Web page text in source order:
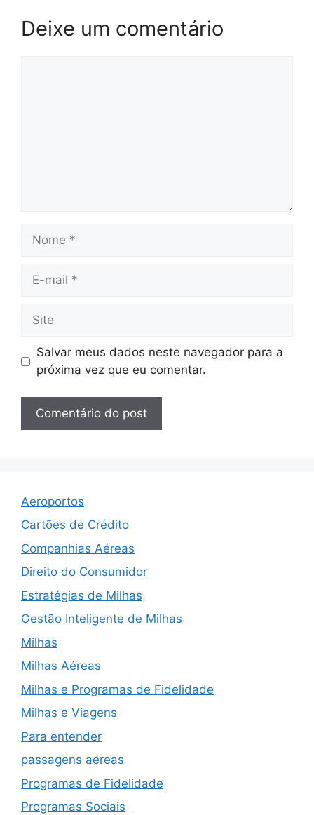
Deixe um comentário
Nome
Site
Salvar meus dados neste navegador para a
próxima vez que eu comentar.
Aeroportos
Cartões de Crédito
Companhias Aéreas
Direito do Consumidor
Estratégias de Milhas
Gestão Inteligente de Milhas
Milhas
Milhas Aéreas
Milhas e Programas de Fidelidade
Milhas e Viagens
Para entender
passagens aereas
Programas de Fidelidade
Programas Sociais